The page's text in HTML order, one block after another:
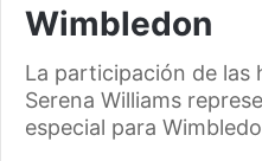
Wimbledon
La participación de las
Serena Williams
especial para